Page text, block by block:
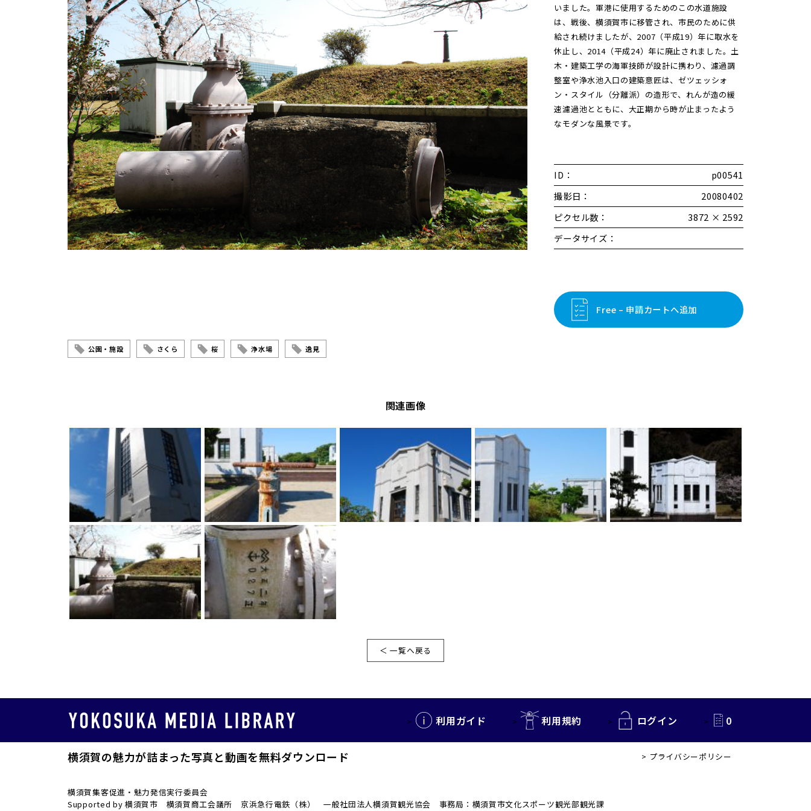
公園・施設 さくら 桜 浄水場 逸見
いました。軍港に使用するためのこの水道施設
は、戦後、横須賀市に移管され、市民のために供
給され続けましたが、2007（平成19）年に取水を
休止し、2014（平成24）年に廃止されました。土
木・建築工学の海軍技師が設計に携わり、濾過調
整室や浄水池入口の建築意匠は、ゼツェッシォ
ン・スタイル（分離派）の造形で、れんが造の緩
速濾過池とともに、大正期から時が止まったよう
なモダンな風景です。
ID：
p00541
撮影日：
20080402
ピクセル数：
3872 × 2592
データサイズ：
Free – 申請カートへ追加
関連画像
＜ 一覧へ戻る
利用ガイド 利用規約 ログイン 0
横須賀の魅力が詰まった写真と動画を無料ダウンロード プライバシーポリシー
横須賀集客促進・魅力発信実行委員会
Supported by 横須賀市 横須賀商工会議所 京浜急行電鉄（株） 一般社団法人横須賀観光協会 事務局：横須賀市文化スポーツ観光部観光課